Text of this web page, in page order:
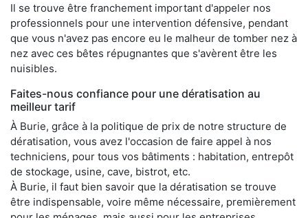
Il se trouve être franchement important d'appeler nos
professionnels pour une intervention défensive, pendant
que vous n'avez pas encore eu le malheur de tomber nez à
nez avec ces bêtes répugnantes que s'avèrent être les
nuisibles.
Faites-nous confiance pour une dératisation au
meilleur tarif
À Burie, grâce à la politique de prix de notre structure de
dératisation, vous avez l'occasion de faire appel à nos
techniciens, pour tous vos bâtiments : habitation, entrepôt
de stockage, usine, cave, bistrot, etc.
À Burie, il faut bien savoir que la dératisation se trouve
être indispensable, voire même nécessaire, premièrement